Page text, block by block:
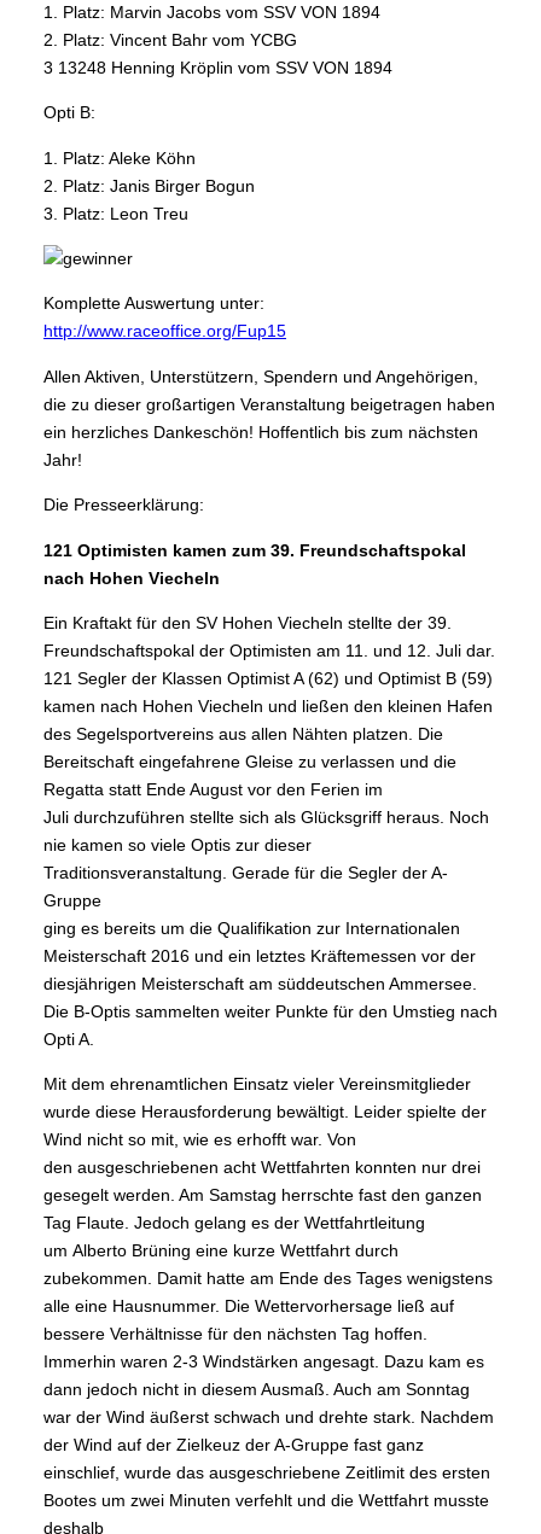
1. Platz: Marvin Jacobs vom SSV VON 1894
2. Platz: Vincent Bahr vom YCBG
3 13248 Henning Kröplin vom SSV VON 1894
Opti B:
1. Platz: Aleke Köhn
2. Platz: Janis Birger Bogun
3. Platz: Leon Treu
Komplette Auswertung unter:
http://www.raceoffice.org/Fup15
Allen Aktiven, Unterstützern, Spendern und Angehörigen,
die zu dieser großartigen Veranstaltung beigetragen haben
ein herzliches Dankeschön! Hoffentlich bis zum nächsten
Jahr!
Die Presseerklärung:
121 Optimisten kamen zum 39. Freundschaftspokal
nach Hohen Viecheln
Ein Kraftakt für den SV Hohen Viecheln stellte der 39.
Freundschaftspokal der Optimisten am 11. und 12. Juli dar.
121 Segler der Klassen Optimist A (62) und Optimist B (59)
kamen nach Hohen Viecheln und ließen den kleinen Hafen
des Segelsportvereins aus allen Nähten platzen. Die
Bereitschaft eingefahrene Gleise zu verlassen und die
Regatta statt Ende August vor den Ferien im
Juli durchzuführen stellte sich als Glücksgriff heraus. Noch
nie kamen so viele Optis zur dieser
Traditionsveranstaltung. Gerade für die Segler der A-
Gruppe
ging es bereits um die Qualifikation zur Internationalen
Meisterschaft 2016 und ein letztes Kräftemessen vor der
diesjährigen Meisterschaft am süddeutschen Ammersee.
Die B-Optis sammelten weiter Punkte für den Umstieg nach
Opti A.
Mit dem ehrenamtlichen Einsatz vieler Vereinsmitglieder
wurde diese Herausforderung bewältigt. Leider spielte der
Wind nicht so mit, wie es erhofft war. Von
den ausgeschriebenen acht Wettfahrten konnten nur drei
gesegelt werden. Am Samstag herrschte fast den ganzen
Tag Flaute. Jedoch gelang es der Wettfahrtleitung
um Alberto Brüning eine kurze Wettfahrt durch
zubekommen. Damit hatte am Ende des Tages wenigstens
alle eine Hausnummer. Die Wettervorhersage ließ auf
bessere Verhältnisse für den nächsten Tag hoffen.
Immerhin waren 2-3 Windstärken angesagt. Dazu kam es
dann jedoch nicht in diesem Ausmaß. Auch am Sonntag
war der Wind äußerst schwach und drehte stark. Nachdem
der Wind auf der Zielkeuz der A-Gruppe fast ganz
einschlief, wurde das ausgeschriebene Zeitlimit des ersten
Bootes um zwei Minuten verfehlt und die Wettfahrt musste
deshalb